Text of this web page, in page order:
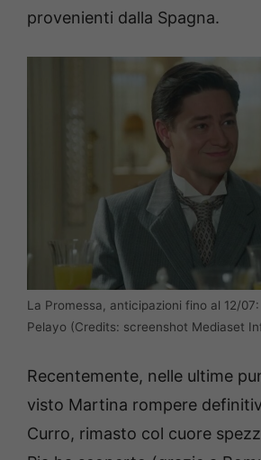
provenienti dalla Spagna.
La Promessa, anticipazioni fino al 12/
Pelayo (Credits: screenshot Mediaset
Recentemente, nelle ultime
visto Martina rompere
Curro, rimasto col cuore